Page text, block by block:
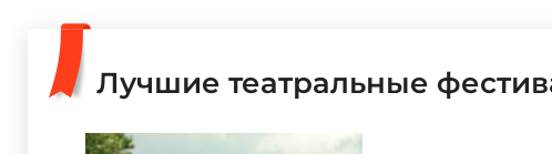
Лучшие театральные